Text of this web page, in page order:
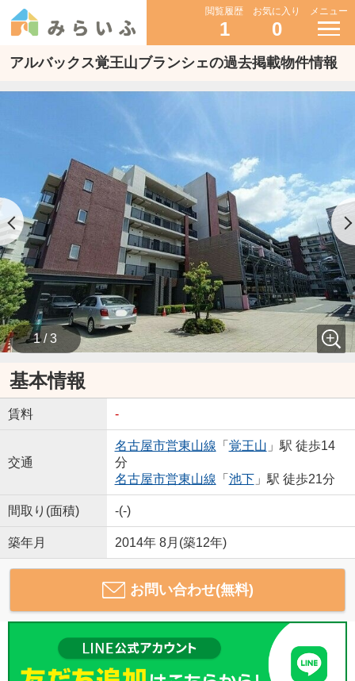
閲覧履歴
1
お気に入り
0
メニュー
アルバックス覚王山ブランシェの過去掲載物件情報
1 / 3
基本情報
賃料 -
交通
名古屋市営東山線 「 覚王山 」駅 徒歩14
分
名古屋市営東山線 「 池下」駅 徒歩21分
間取り(面積) -(-)
築年月 2014年 8月(築12年)
お問い合わせ(無料)